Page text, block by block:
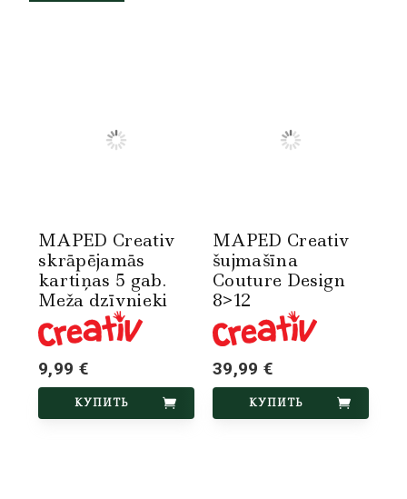
MAPED Creativ
skrāpējamās
kartiņas 5 gab.
Meža dzīvnieki
9,99 €
КУПИТЬ
MAPED Creativ
šujmašīna
Couture Design
8>12
39,99 €
КУПИТЬ